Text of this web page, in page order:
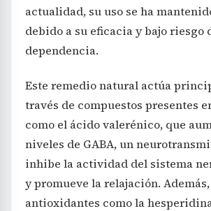
actualidad, su uso se ha
debido a su eficacia y bajo riesgo
dependencia.
Este remedio natural actúa
través de compuestos presentes
como el ácido valerénico, que
niveles de GABA, un
inhibe la actividad del sistema
y promueve la relajación.
antioxidantes como la